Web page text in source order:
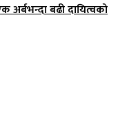
बढी दायित्वको